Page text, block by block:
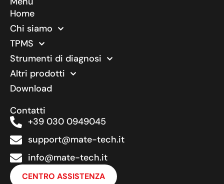
Home
Chi siamo
TPMS
Strumenti di diagnosi
Altri prodotti
Download
Contatti
+39 030 0949045
support@mate-tech.it
info@mate-tech.it
CENTRO ASSISTENZA